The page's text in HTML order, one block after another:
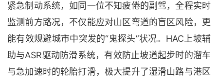
紧急制动系统，如同一位不知疲倦的副驾，全程实时
监测前方路况，不仅能应对山区弯道的盲区风险，更
能有效规避城市中突发的“鬼探头”状况。HAC上坡辅
助与ASR驱动防滑系统，有效防止坡道起步时的溜车
与急加速时的轮胎打滑，极大提升了湿滑山路与港区